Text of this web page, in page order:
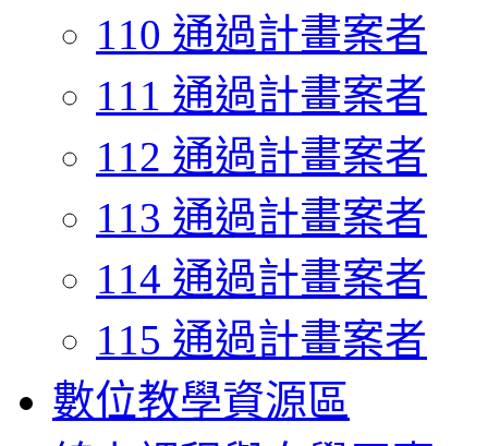
110 通過計畫案者
111 通過計畫案者
112 通過計畫案者
113 通過計畫案者
114 通過計畫案者
115 通過計畫案者
數位教學資源區